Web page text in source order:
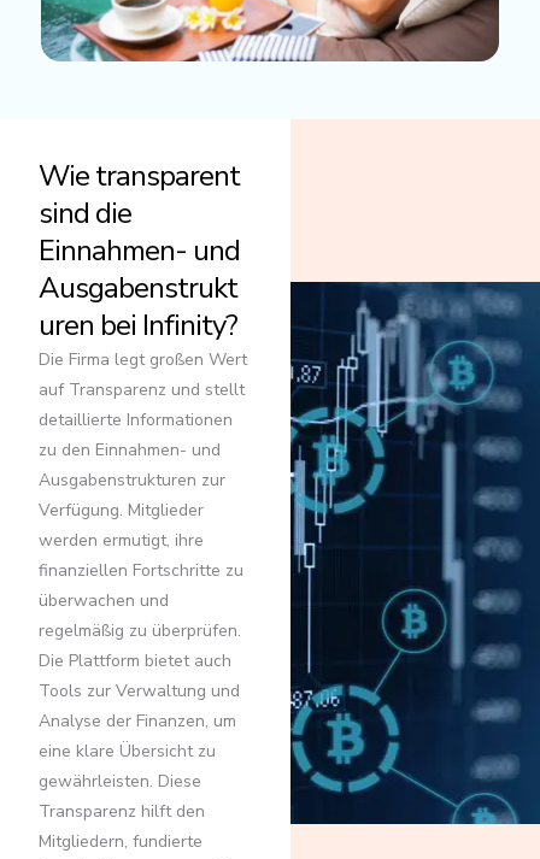
Wie transparent
sind die
Einnahmen- und
Ausgabenstrukt
uren bei Infinity?
Die Firma legt großen Wert
auf Transparenz und stellt
detaillierte Informationen
zu den Einnahmen- und
Ausgabenstrukturen zur
Verfügung. Mitglieder
werden ermutigt, ihre
finanziellen Fortschritte zu
überwachen und
regelmäßig zu überprüfen.
Die Plattform bietet auch
Tools zur Verwaltung und
Analyse der Finanzen, um
eine klare Übersicht zu
gewährleisten. Diese
Transparenz hilft den
Mitgliedern, fundierte